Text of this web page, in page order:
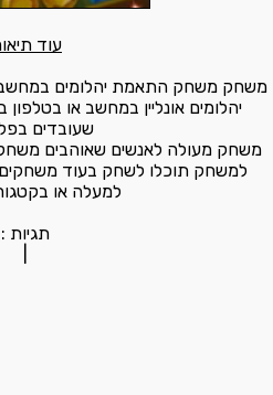
עוד
משחק משחק התאמת יהלומים
יהלומים אונליין במחשב או
שעובדים
משחק מעולה לאנשים שאוהבים
למשחק תוכלו לשחק בעוד משחקים
למעלה או
תגיות :